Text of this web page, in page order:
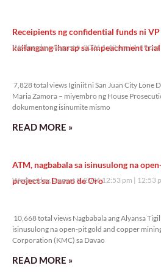
Receipients ng confidential funds ni
kailangang iharap sa impeachment trial
Wednesday, August 5, 2026 1:49 pm 1:49 pm
7,828 total views Iginiit ni San Juan City Lone
Maria Zamora – miyembro ng House
dokumentong isinumite mismo
READ MORE »
ATM, nagbabala sa isinusulong na
project sa Davao de Oro
Wednesday, August 5, 2026 12:53 pm 12:53
10,668 total views Nagbabala ang Alyansa
isinusulong na open-pit gold and copper
Corporation (KMC) sa Davao
READ MORE »